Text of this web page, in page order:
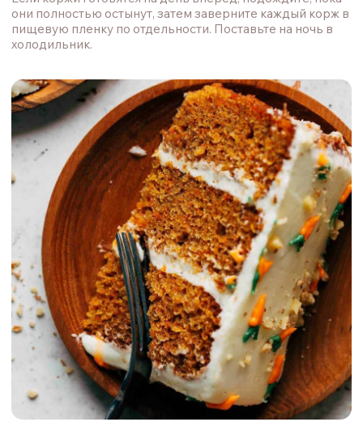
несколько ложек глазури на две тарелки. В одну
добавьте одну-две капли зеленого гелевого пищевого
красителя и немного коричневого на зубочистке. Во
вторую добавьте одну-две капли оранжевого гелевого
пищевого красителя и немного коричневого на
Разлейте цветную глазурь по двум отдельным
формочкам для выпечки. Выложите по всей
поверхности торта маленькие кусочки моркови, а
затем зеленые морковные ножки. Посыпьте мелко
нарезанными грецкими орехами и поставьте в
холодильник на час для застывания.
Нарезайте пирог и наслаждайтесь!
Редактор: Анастасия Сазонова